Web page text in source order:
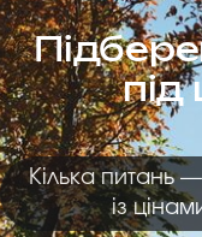
Кілька питань
із